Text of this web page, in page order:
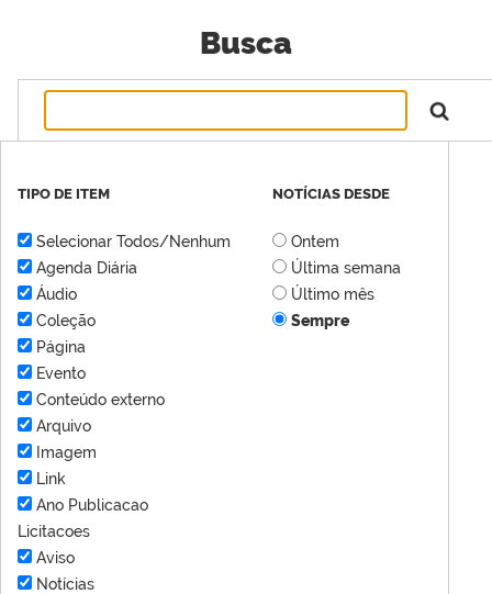
Busca
TIPO DE ITEM
Selecionar Todos/Nenhum
Agenda Diária
Áudio
Coleção
Página
Evento
Conteúdo externo
Arquivo
Imagem
Link
Ano Publicacao
Licitacoes
Aviso
Notícias
NOTÍCIAS DESDE
Ontem
Última semana
Último mês
Sempre